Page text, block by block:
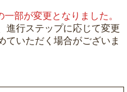
部が変更となりました。
進行ステップに応じて変更
ていただく場合がございま